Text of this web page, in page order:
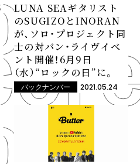
LUNA SEAギタリスト
のSUGIZOとINORAN
が、ソロ・プロジェクト同
士の対バン・ライヴイべ
ント開催！6月9日
（水）“ロックの日”に。
バックナンバー 2021.05.24